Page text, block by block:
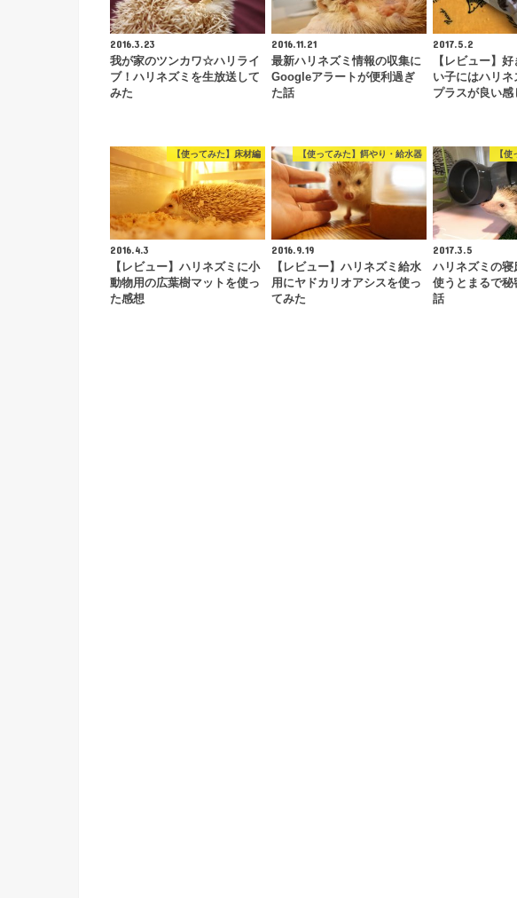
2016.3.23
我が家のツンカワ☆ハリライ
ブ！ハリネズミを生放送して
みた
2016.11.21
最新ハリネズミ情報の収集に
Googleアラートが便利過ぎ
た話
2017.5.2
【レビュー】
い子にはハリネ
プラスが良い感
【使ってみた】床材編
2016.4.3
【レビュー】ハリネズミに小
動物用の広葉樹マットを使っ
た感想
【使ってみた】餌やり・給水器
2016.9.19
【レビュー】ハリネズミ給水
用にヤドカリオアシスを使っ
てみた
【
2017.3.5
ハリネズミの寝
使うとまるで秘
話